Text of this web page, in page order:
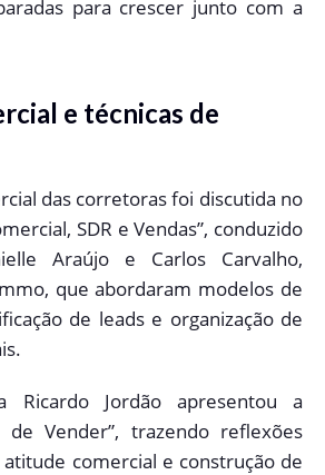
para crescer junto com a
e técnicas de
das corretoras foi discutida no
SDR e Vendas”, conduzido
Araújo e Carlos Carvalho,
que abordaram modelos de
de leads e organização de
Ricardo Jordão apresentou a
Vender”, trazendo reflexões
comercial e construção de